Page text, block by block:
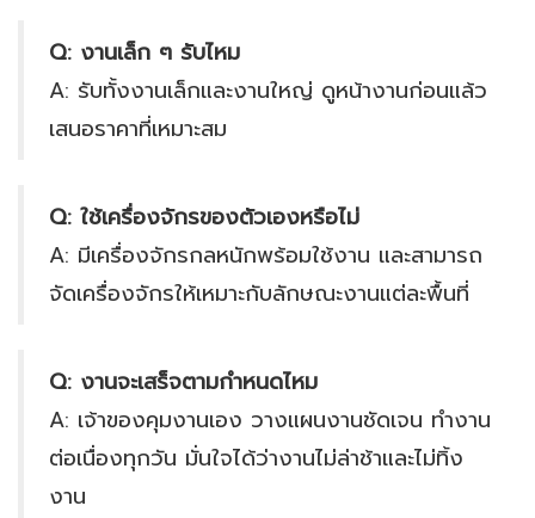
Q: งานเล็ก ๆ รับไหม
A: รับทั้งงานเล็กและงานใหญ่ ดูหน้างานก่อนแล้ว
เสนอราคาที่เหมาะสม
Q: ใช้เครื่องจักรของตัวเองหรือไม่
A: มีเครื่องจักรกลหนักพร้อมใช้งาน และสามารถ
จัดเครื่องจักรให้เหมาะกับลักษณะงานแต่ละพื้นที่
Q: งานจะเสร็จตามกำหนดไหม
A: เจ้าของคุมงานเอง วางแผนงานชัดเจน ทำงาน
ต่อเนื่องทุกวัน มั่นใจได้ว่างานไม่ล่าช้าและไม่ทิ้ง
งาน